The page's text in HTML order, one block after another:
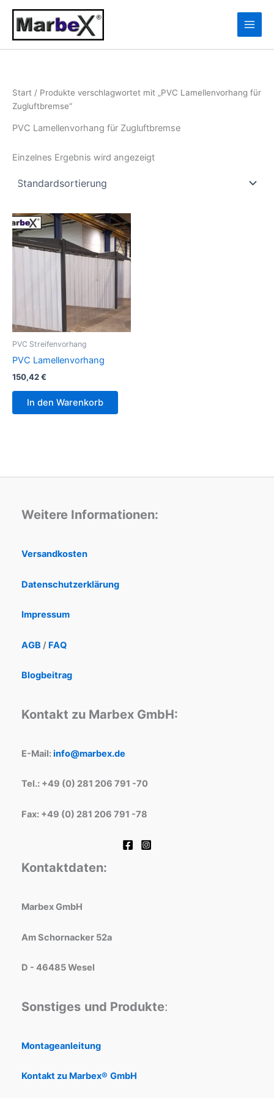
Zum
Inhalt
springen
Start / Produkte verschlagwortet mit „PVC Lamellenvorhang für
Zugluftbremse“
PVC Lamellenvorhang für Zugluftbremse
Einzelnes Ergebnis wird angezeigt
PVC Streifenvorhang
PVC Lamellenvorhang
150,42€
In den Warenkorb
Weitere Informationen:
Versandkosten
Datenschutzerklärung
Impressum
AGB / FAQ
Blogbeitrag
Kontakt zu Marbex GmbH:
E-Mail:info@marbex.de
Tel.: +49 (0) 281 206 791 -70
Fax: +49 (0) 281 206 791 -78
Kontaktdaten:
Marbex GmbH
Am Schornacker 52a
D - 46485 Wesel
Sonstiges und Produkte:
Montageanleitung
Kontakt zu Marbex® GmbH